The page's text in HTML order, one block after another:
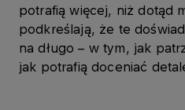
potrafią więcej, niż dotąd
podkreślają, że te
na długo – w tym, jak
jak potrafią doceniać